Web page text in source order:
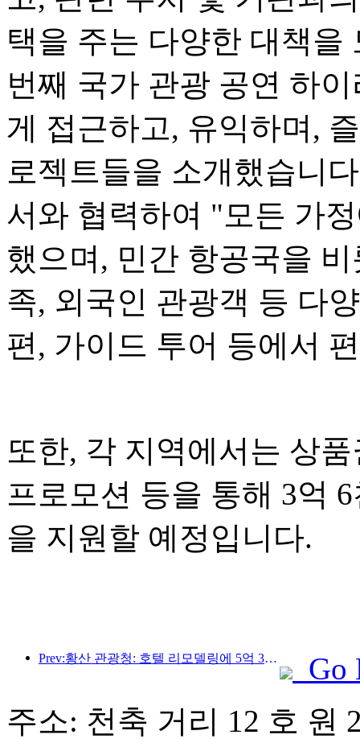
택을 주는 다양한 대책을
번째 국가 관광 공연 하
게 접근하고, 유익하며,
로젝트들을 소개했습니
서와 협력하여 "모든 가
했으며, 민간 항공국을
족, 외국인 관광객 등 다
편, 가이드 투어 등에서
또한, 각 지역에서는 상
프로모션 등을 통해 3억
을 지원할 예정입니다.
Prev:황산 관광청: 호텔 리모델링에 5억 3천만 위안 투자 계획
Go
주소: 천축 거리 12 호 원